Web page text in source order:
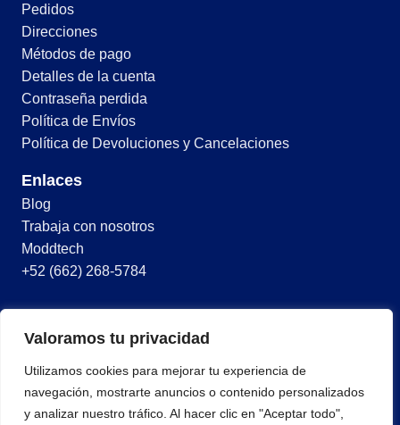
Valoramos tu privacidad
Utilizamos cookies para mejorar tu experiencia de
navegación, mostrarte anuncios o contenido personalizados
y analizar nuestro tráfico. Al hacer clic en "Aceptar todo",
Pedidos
Direcciones
Métodos de pago
Detalles de la cuenta
Contraseña perdida
Política de Envíos
Política de Devoluciones y Cancelaciones
Enlaces
Blog
Trabaja con nosotros
Moddtech
+52 (662) 268-5784
© 2026 Todos los derechos reservados
Política de privacidad